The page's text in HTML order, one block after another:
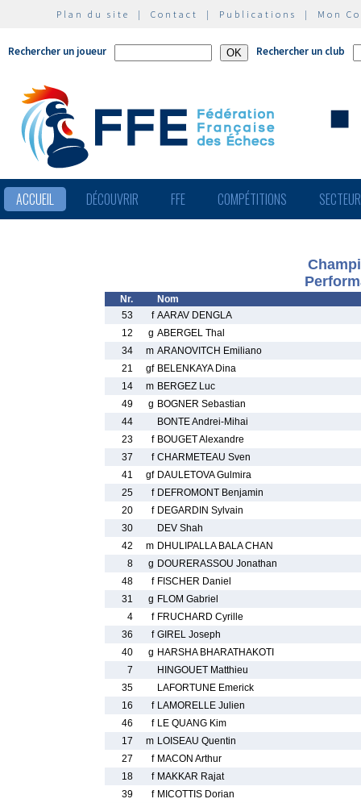
Plan du site | Contact | Publications | Mon
Rechercher un joueur Rechercher un club
ACCUEIL DÉCOUVRIR FFE COMPÉTITIONS
Nr.
Nom
53
f AARAV DENGLA
12
g ABERGEL Thal
34
m ARANOVITCH Emiliano
21
gf BELENKAYA Dina
14
m BERGEZ Luc
49
g BOGNER Sebastian
44
BONTE Andrei-Mihai
23
f BOUGET Alexandre
37
f CHARMETEAU Sven
41
gf DAULETOVA Gulmira
25
f DEFROMONT Benjamin
20
f DEGARDIN Sylvain
30
DEV Shah
42
m DHULIPALLA BALA CHAN
8
g DOURERASSOU Jonathan
48
f FISCHER Daniel
31
g FLOM Gabriel
4
f FRUCHARD Cyrille
36
f GIREL Joseph
40
g HARSHA BHARATHAKOTI
7
HINGOUET Matthieu
35
LAFORTUNE Emerick
16
f LAMORELLE Julien
46
f LE QUANG Kim
17
m LOISEAU Quentin
27
f MACON Arthur
18
f MAKKAR Rajat
39
f MICOTTIS Dorian